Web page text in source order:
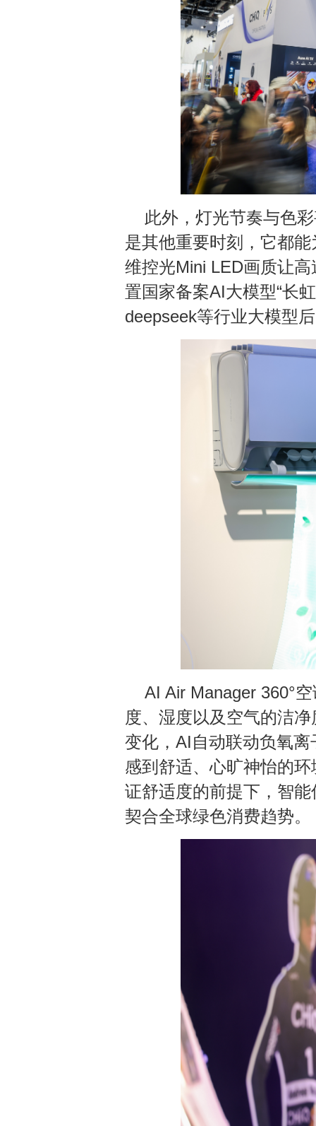
此外，灯光节奏与色
是其他重要时刻，它都
维控光Mini LED画质让
置国家备案AI大模型“长
deepseek等行业大模型
AI Air Manager 360°
度、湿度以及空气的洁
变化，AI自动联动负氧
感到舒适、心旷神怡的
证舒适度的前提下，智
契合全球绿色消费趋势。